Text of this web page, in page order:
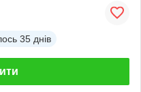
35 днів